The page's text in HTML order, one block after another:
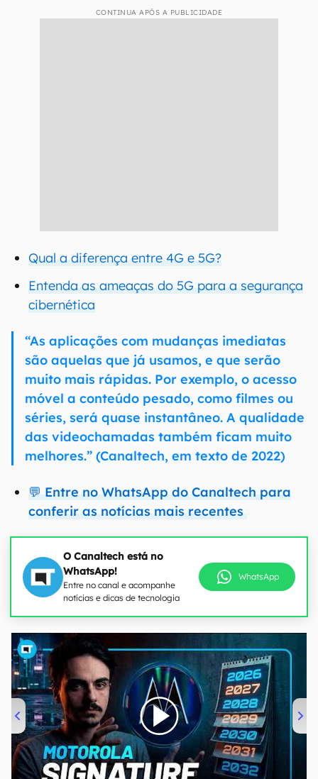
CONTINUA APÓS A PUBLICIDADE
Qual a diferença entre 4G e 5G?
Entenda as ameaças do 5G para a segurança
cibernética
“As aplicações com mudanças imediatas
são aquelas que já usamos, e que serão
muito mais rápidas. Por exemplo, o acesso
móvel a conteúdo pesado, como filmes ou
séries, será quase instantâneo. A qualidade
das videochamadas também ficam muito
melhores.” (Canaltech, em texto de 2022)
💬 Entre no WhatsApp do Canaltech para
conferir as notícias mais recentes
O Canaltech está no
WhatsApp!
Entre no canal e acompanhe
notícias e dicas de tecnologia
WhatsApp